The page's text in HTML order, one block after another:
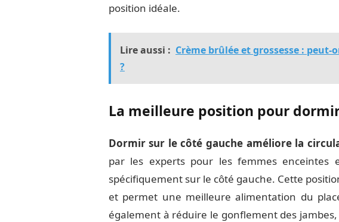
position idéale.
Lire aussi : Crème brûlée et grossesse :
?
La meilleure position pour
Dormir sur le côté gauche améliore la
par les experts pour les femmes
spécifiquement sur le côté gauche. Cette
et permet une meilleure alimentation du
également à réduire le gonflement des